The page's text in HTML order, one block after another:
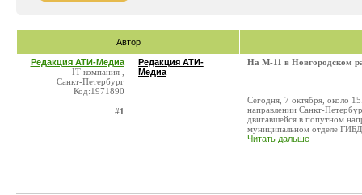
Автор
Редакция АТИ-Медиа
IT-компания ,
Санкт-Петербург
Код:1971890
#1
Редакция АТИ-
Медиа
На М-11 в Новгородском
Сегодня, 7 октября, около
направлении Санкт-
двигавшейся в попутном
муниципальном отделе
Читать дальше